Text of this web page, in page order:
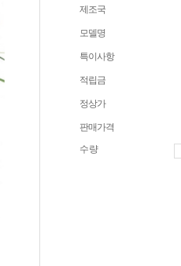
제조국
모델명
특이사항
적립금
정상가
판매가격
수량